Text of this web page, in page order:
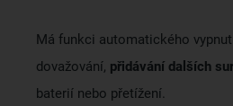
Má funkci automatického
dovažování, přidávání dalších
baterií nebo přetížení.